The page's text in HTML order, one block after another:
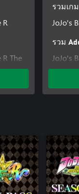
the game design of
recordings from
is realized. Both fans
to enjoy the
separately.
R
The
รวมเกม
JoJo's
รวม
JoJo's
Season
JoJo's
Season